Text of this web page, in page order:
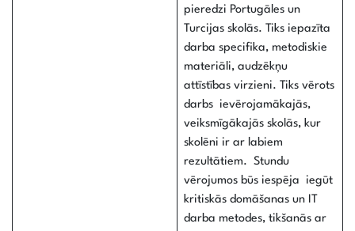
pieredzi Portugāles un
Turcijas skolās. Tiks iepazīta
darba specifika, metodiskie
materiāli, audzēkņu
attīstības virzieni. Tiks vērots
darbs ievērojamākajās,
veiksmīgākajās skolās, kur
skolēni ir ar labiem
rezultātiem. Stundu
vērojumos būs iespēja iegūt
kritiskās domāšanas un IT
darba metodes, tikšanās ar